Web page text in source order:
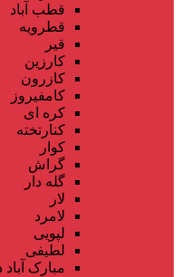
قطب آباد
قطرویه
قیر
کارزین
کازرون
کامفیروز
کره ای
کنارتخته
کوار
گراش
گله دار
لار
لامرد
لپویی
لطیفی
مبارک آباد